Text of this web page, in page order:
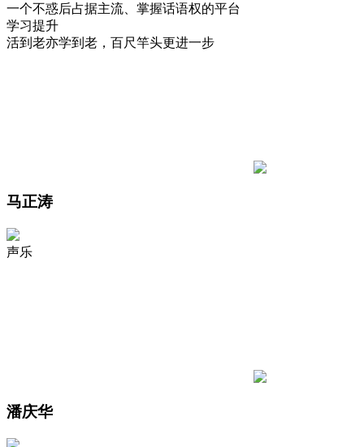
一个不惑后占据主流、掌握话语权的平台
学习提升
活到老亦学到老，百尺竿头更进一步
马正涛
声乐
潘庆华